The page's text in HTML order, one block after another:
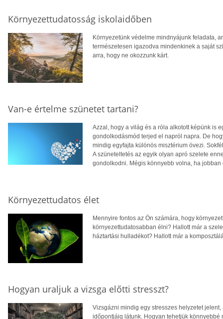
Környezettudatosság iskolaidőben
Környezetünk védelme mindnyájunk feladata,
természetesen igazodva mindenkinek a saját
arra, hogy ne okozzunk kárt.
Van-e értelme szünetet tartani?
Azzal, hogy a világ és a róla alkotott képünk is
gondolkodásmód terjed el napról napra. De
mindig egyfajta különös misztérium övezi.
A szüneteltetés az egyik olyan apró szelete
gondolkodni. Mégis könnyebb volna, ha jobban
Környezettudatos élet
Mennyire fontos az Ön számára, hogy
környezettudatosabban élni? Hallott már a
háztartási hulladékot? Hallott már a
Hogyan uraljuk a vizsga előtti stresszt?
Vizsgázni mindig egy stresszes helyzetet
időpontjáig látunk. Hogyan tehetjük könnyebbé